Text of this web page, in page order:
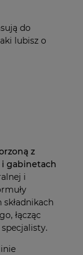
do
lubisz o
z
gabinetach
i
łącząc